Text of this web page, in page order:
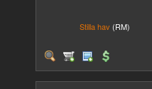
Stilla hav (RM)